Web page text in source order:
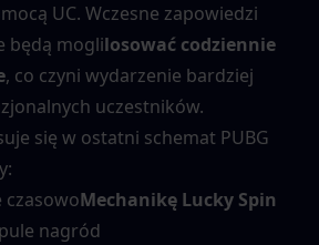
UC. Wczesne zapowiedzi
będą moglilosować codziennie
, co czyni wydarzenie bardziej
uczestników.
się w ostatni schemat PUBG
czasowoMechanikę Lucky Spin
nagród